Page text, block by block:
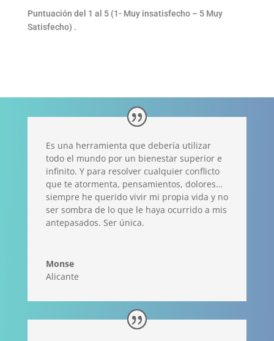
Puntuación del 1 al 5 (1- Muy insatisfecho – 5 Muy
Satisfecho) .
Es una herramienta que debería utilizar
todo el mundo por un bienestar superior e
infinito. Y para resolver cualquier conflicto
que te atormenta, pensamientos, dolores…
siempre he querido vivir mi propia vida y no
ser sombra de lo que le haya ocurrido a mis
antepasados. Ser única.
Monse
Alicante